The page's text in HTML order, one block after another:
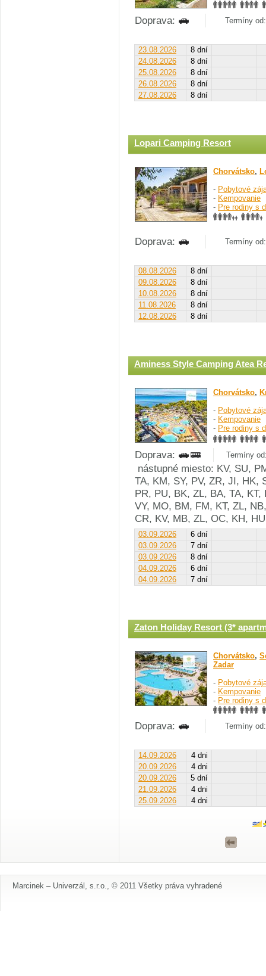
Doprava: Termíny
23.08.2026
8 dní
24.08.2026
8 dní
25.08.2026
8 dní
26.08.2026
8 dní
27.08.2026
8 dní
Lopari Camping Resort
Chorvátsko,
- Pobytové
- Kempovanie
- Pre rodiny s
Doprava: Termíny
08.08.2026
8 dní
09.08.2026
8 dní
10.08.2026
8 dní
11.08.2026
8 dní
12.08.2026
8 dní
Aminess Style Camping Atea
Chorvátsko,
- Pobytové
- Kempovanie
- Pre rodiny s
Doprava: Termíny
nástupné miesto: KV, SU,
TA, KM, SY, PV, ZR, JI, HK,
PR, PU, BK, ZL, BA, TA,
VY, MO, BM, FM, KT, ZL,
CR, KV, MB, ZL, OC, KH,
03.09.2026
6 dní
03.09.2026
7 dní
03.09.2026
8 dní
04.09.2026
6 dní
04.09.2026
7 dní
Zaton Holiday Resort (3*
Chorvátsko,
Zadar
- Pobytové
- Kempovanie
- Pre rodiny s
Doprava: Termíny
14.09.2026
4 dni
20.09.2026
4 dni
20.09.2026
5 dní
21.09.2026
4 dni
25.09.2026
4 dni
Marcinek – Univerzál, s.r.o., © 2011 Všetky práva vyhradené